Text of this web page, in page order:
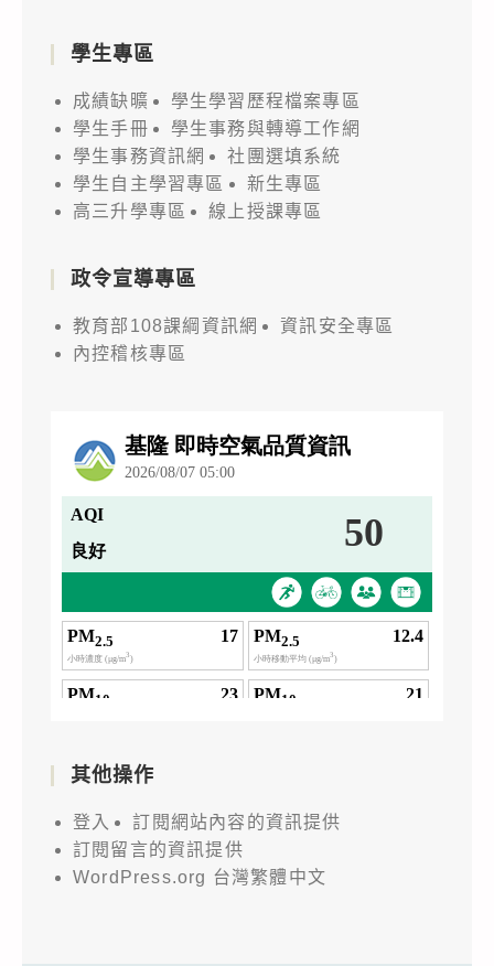
學生專區
成績缺曠
學生學習歷程檔案專區
學生手冊
學生事務與轉導工作網
學生事務資訊網
社團選填系統
學生自主學習專區
新生專區
高三升學專區
線上授課專區
政令宣導專區
教育部108課綱資訊網
資訊安全專區
內控稽核專區
其他操作
登入
訂閱網站內容的資訊提供
訂閱留言的資訊提供
WordPress.org 台灣繁體中文